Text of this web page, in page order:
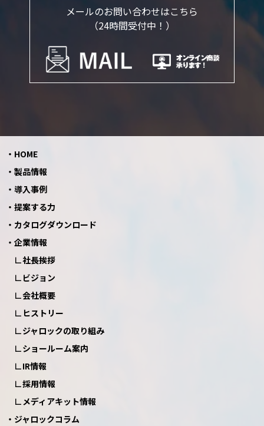
メールのお問い合わせはこちら
（24時間受付中！）
HOME
製品情報
導入事例
提案する力
カタログダウンロード
企業情報
社長挨拶
ビジョン
会社概要
ヒストリー
ジャロックの取り組み
ショールーム案内
IR情報
採用情報
メディアキット情報
ジャロックコラム